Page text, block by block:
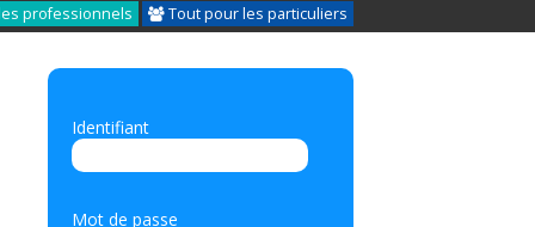
professionnels Tout pour les particuliers
Identifiant
Mot de passe